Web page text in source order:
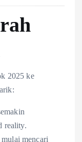
2025 ke
reality.
mencari